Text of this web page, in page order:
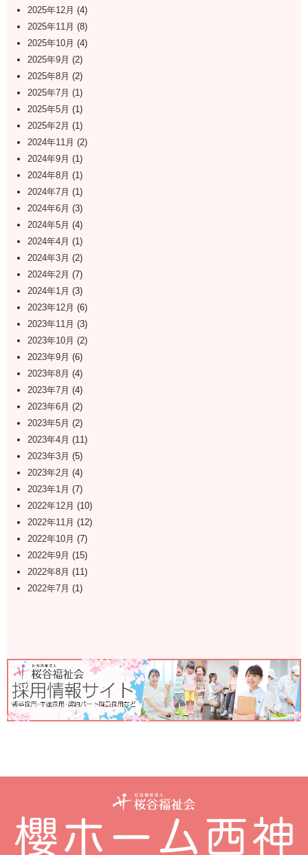
2025年12月 (4)
2025年11月 (8)
2025年10月 (4)
2025年9月 (2)
2025年8月 (2)
2025年7月 (1)
2025年5月 (1)
2025年2月 (1)
2024年11月 (2)
2024年9月 (1)
2024年8月 (1)
2024年7月 (1)
2024年6月 (3)
2024年5月 (4)
2024年4月 (1)
2024年3月 (2)
2024年2月 (7)
2024年1月 (3)
2023年12月 (6)
2023年11月 (3)
2023年10月 (2)
2023年9月 (6)
2023年8月 (4)
2023年7月 (4)
2023年6月 (2)
2023年5月 (2)
2023年4月 (11)
2023年3月 (5)
2023年2月 (4)
2023年1月 (7)
2022年12月 (10)
2022年11月 (12)
2022年10月 (7)
2022年9月 (15)
2022年8月 (11)
2022年7月 (1)